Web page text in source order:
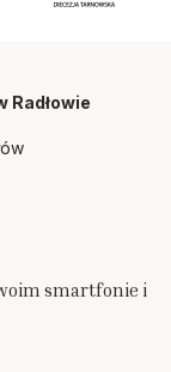
Radłowie
smartfonie i